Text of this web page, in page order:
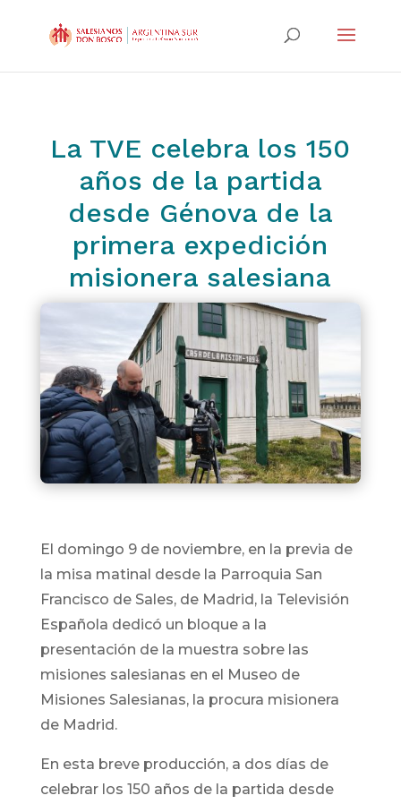
La TVE celebra los 150
años de la partida
desde Génova de la
primera expedición
misionera salesiana
El domingo 9 de noviembre, en la previa de
la misa matinal desde la Parroquia San
Francisco de Sales, de Madrid, la Televisión
Española dedicó un bloque a la
presentación de la muestra sobre las
misiones salesianas en el Museo de
Misiones Salesianas, la procura misionera
de Madrid.
En esta breve producción, a dos días de
celebrar los 150 años de la partida desde